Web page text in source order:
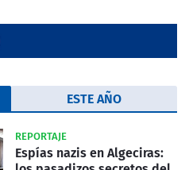
ESTE AÑO
REPORTAJE
Espías nazis en Algeciras: